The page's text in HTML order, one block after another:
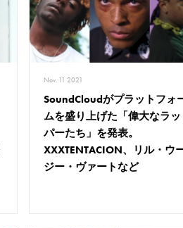
Nov. 11 2021
SoundCloudがプラットフォ
ムを盛り上げた「偉大なラッ
パーたち」を発表。
XXXTENTACION、リル・ウ
ジー・ヴァートなど